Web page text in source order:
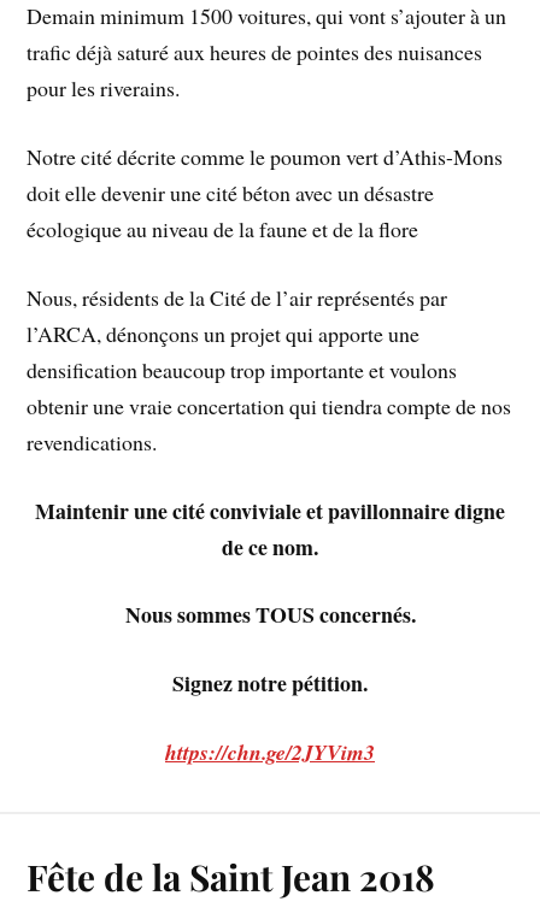
Demain minimum 1500 voitures, qui vont s’ajouter à un
trafic déjà saturé aux heures de pointes des nuisances
pour les riverains.
Notre cité décrite comme le poumon vert d’Athis-Mons
doit elle devenir une cité béton avec un désastre
écologique au niveau de la faune et de la flore
Nous, résidents de la Cité de l’air représentés par
l’ARCA, dénonçons un projet qui apporte une
densification beaucoup trop importante et voulons
obtenir une vraie concertation qui tiendra compte de nos
revendications.
Maintenir une cité conviviale et pavillonnaire digne
de ce nom.
Nous sommes TOUS concernés.
Signez notre pétition.
https://chn.ge/2JYVim3
Fête de la Saint Jean 2018